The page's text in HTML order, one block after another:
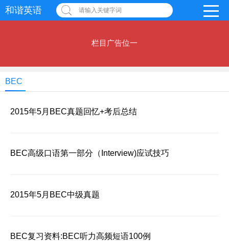
和谐英语 请输入关键字词
栏目广告位一
BEC
2015年5月BEC真题回忆+考后总结
BEC高级口语第一部分（Interview)应试技巧
2015年5月BEC中级真题
BEC复习资料:BEC听力高频短语100例